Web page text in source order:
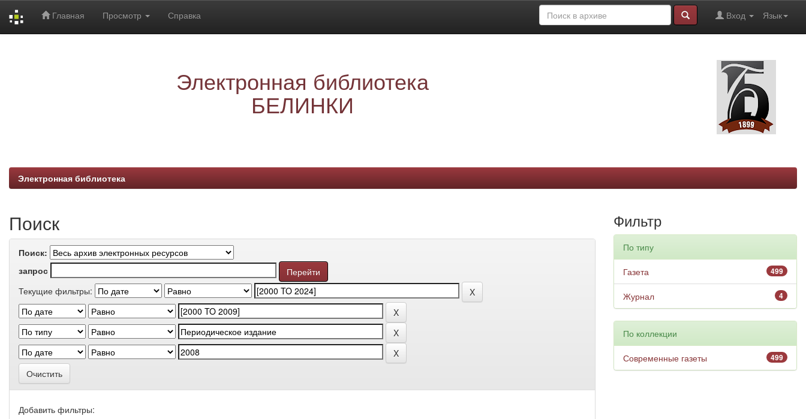
Главная Просмотр Справка Язык
Вход
Электронная библиотека
БЕЛИНКИ
Электронная библиотека
Поиск
Поиск:
запрос
Текущие фильтры:
Очистить
Добавить фильтры:
Фильтр
По типу
499
Газета
4
Журнал
По коллекции
499
Современные газеты